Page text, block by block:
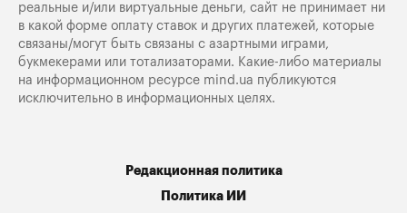
реальные и/или виртуальные деньги, сайт не принимает ни
в какой форме оплату ставок и других платежей, которые
связаны/могут быть связаны с азартными играми,
букмекерами или тотализаторами. Какие-либо материалы
на информационном ресурсе mind.ua публикуются
исключительно в информационных целях.
Редакционная политика
Политика ИИ